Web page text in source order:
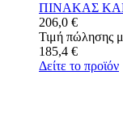
ΠΙΝΑΚΑΣ
206,0 €
Τιμή πώλησης
185,4 €
Δείτε το προϊόν